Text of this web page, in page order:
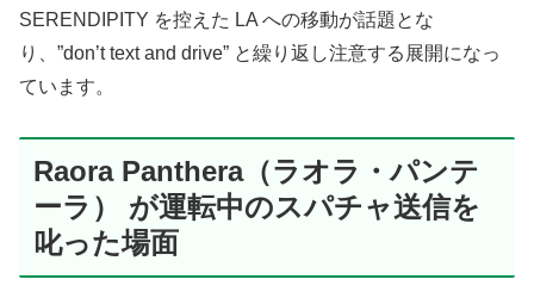
SERENDIPITY を控えた LA への移動が話題とな
り、”don’t text and drive” と繰り返し注意する展開になっ
ています。
Raora Panthera（ラオラ・パンテ
ーラ） が運転中のスパチャ送信を
叱った場面